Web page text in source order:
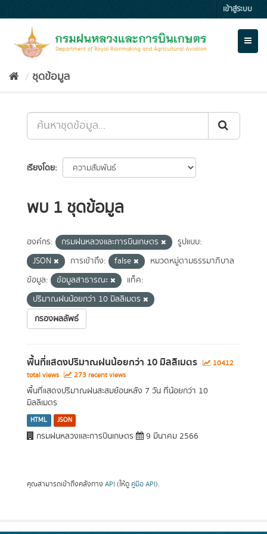
to
เข้าสู่ระบบ
ชุดข้อมูล
เรียงโดย
พบ 1 ชุดข้อมูล
องค์กร: กรมฝนหลวงและการบินเกษตร
รูปแบบ:
JSON
การเข้าถึง: false
หมวดหมู่ตามธรรมาภิบาล
ข้อมูล:
ข้อมูลสาธารณะ
แท็ค:
ปริมาณฝนน้อยกว่า 10 มิลลิเมตร
กรองผลลัพธ์
พื้นที่แสดงปริมาณฝนน้อยกว่า 10 มิลลิเมตร
10412
total views
273 recent views
พื้นที่แสดงปริมาณฝนสะสมย้อนหลัง 7 วัน ที่น้อยกว่า 10
มิลลิเมตร
HTML JSON
กรมฝนหลวงและการบินเกษตร 9 มีนาคม 2566
คุณสามารถเข้าถึงคลังทาง API (ให้ดู คู่มือ API).